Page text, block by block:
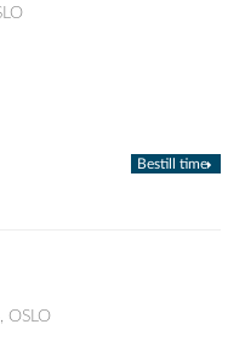
Bestill time
OSLO